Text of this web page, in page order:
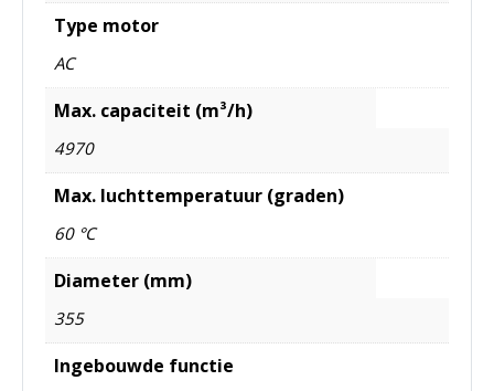
Type motor
AC
Max. capaciteit (m³/h)
4970
Max. luchttemperatuur (graden)
60 °C
Diameter (mm)
355
Ingebouwde functie